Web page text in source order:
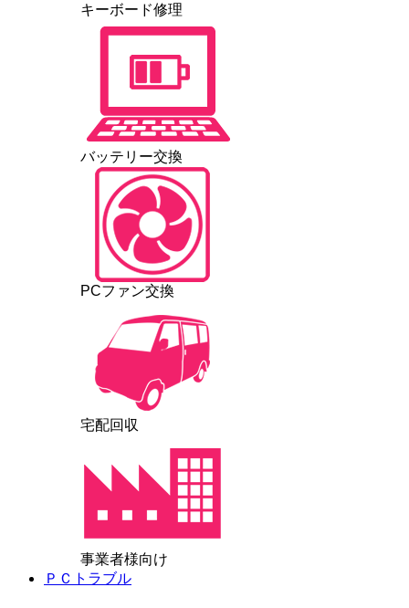
キーボード修理
バッテリー交換
PCファン交換
宅配回収
事業者様向け
ＰＣトラブル